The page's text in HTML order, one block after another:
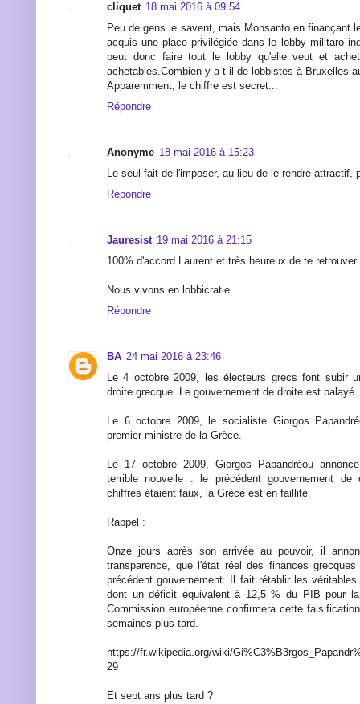
cliquet 18 mai 2016 à 09:54
Peu de gens le savent, mais Monsanto en finançant
acquis une place privilégiée dans le lobby militaro
peut donc faire tout le lobby qu'elle veut et
achetables.Combien y-a-t-il de lobbistes à Bruxelles
Apparemment, le chiffre est secret...
Répondre
Anonyme 18 mai 2016 à 15:23
Le seul fait de l'imposer, au lieu de le rendre attractif,
Répondre
Jauresist 19 mai 2016 à 21:15
100% d'accord Laurent et très heureux de te
Nous vivons en lobbicratie...
Répondre
BA 24 mai 2016 à 23:46
Le 4 octobre 2009, les électeurs grecs font subir
droite grecque. Le gouvernement de droite est balayé.
Le 6 octobre 2009, le socialiste Giorgos
premier ministre de la Grèce.
Le 17 octobre 2009, Giorgos Papandréou
terrible nouvelle : le précédent gouvernement
chiffres étaient faux, la Grèce est en faillite.
Rappel :
Onze jours après son arrivée au pouvoir, il
transparence, que l'état réel des finances
précédent gouvernement. Il fait rétablir les
dont un déficit équivalent à 12,5 % du PIB pour
Commission européenne confirmera cette
semaines plus tard.
https://fr.wikipedia.org/wiki/
29
Et sept ans plus tard ?